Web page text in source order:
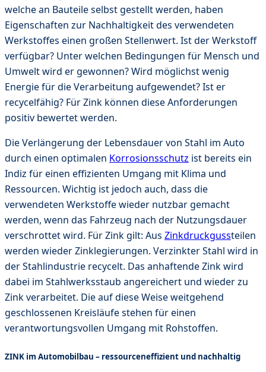
welche an Bauteile selbst gestellt werden, haben
Eigenschaften zur Nachhaltigkeit des verwendeten
Werkstoffes einen großen Stellenwert. Ist der Werkstoff
verfügbar? Unter welchen Bedingungen für Mensch und
Umwelt wird er gewonnen? Wird möglichst wenig
Energie für die Verarbeitung aufgewendet? Ist er
recycelfähig? Für Zink können diese Anforderungen
positiv bewertet werden.
Die Verlängerung der Lebensdauer von Stahl im Auto
durch einen optimalen Korrosionsschutz ist bereits ein
Indiz für einen effizienten Umgang mit Klima und
Ressourcen. Wichtig ist jedoch auch, dass die
verwendeten Werkstoffe wieder nutzbar gemacht
werden, wenn das Fahrzeug nach der Nutzungsdauer
verschrottet wird. Für Zink gilt: Aus Zinkdruckgussteilen
werden wieder Zinklegierungen. Verzinkter Stahl wird in
der Stahlindustrie recycelt. Das anhaftende Zink wird
dabei im Stahlwerksstaub angereichert und wieder zu
Zink verarbeitet. Die auf diese Weise weitgehend
geschlossenen Kreisläufe stehen für einen
verantwortungsvollen Umgang mit Rohstoffen.
ZINK im Automobilbau – ressourceneffizient und nachhaltig